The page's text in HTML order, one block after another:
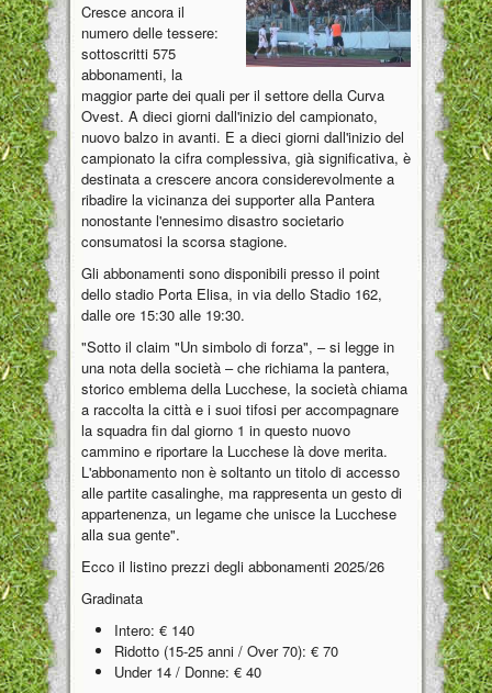
Cresce ancora il
numero delle tessere:
sottoscritti 575
abbonamenti, la
maggior parte dei quali per il settore della Curva
Ovest. A dieci giorni dall'inizio del campionato,
nuovo balzo in avanti. E a dieci giorni dall'inizio del
campionato la cifra complessiva, già significativa, è
destinata a crescere ancora considerevolmente a
ribadire la vicinanza dei supporter alla Pantera
nonostante l'ennesimo disastro societario
consumatosi la scorsa stagione.
Gli abbonamenti sono disponibili presso il point
dello stadio Porta Elisa, in via dello Stadio 162,
dalle ore 15:30 alle 19:30.
"Sotto il claim "Un simbolo di forza", – si legge in
una nota della società – che richiama la pantera,
storico emblema della Lucchese, la società chiama
a raccolta la città e i suoi tifosi per accompagnare
la squadra fin dal giorno 1 in questo nuovo
cammino e riportare la Lucchese là dove merita.
L'abbonamento non è soltanto un titolo di accesso
alle partite casalinghe, ma rappresenta un gesto di
appartenenza, un legame che unisce la Lucchese
alla sua gente".
Ecco il listino prezzi degli abbonamenti 2025/26
Gradinata
Intero: € 140
Ridotto (15-25 anni / Over 70): € 70
Under 14 / Donne: € 40